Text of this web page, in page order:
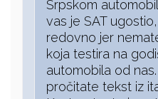
Srpskom
vas je SAT
redovno jer
koja testira na
automobila od
pročitate tekst iz